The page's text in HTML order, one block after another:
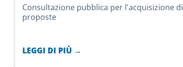
Consultazione pubblica per l'acquisizione di
proposte
LEGGI DI PIÙ →